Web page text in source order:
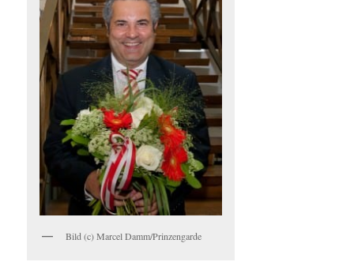
Bild (c) Marcel Damm/Prinzengarde